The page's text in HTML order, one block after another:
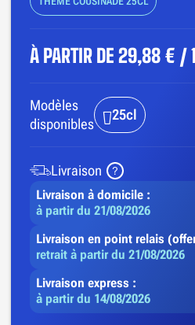
À PARTIR DE 29,88 € /
Modèles
disponibles
25cl
Livraison
Livraison à domicile :
à partir du 21/08/2026
Livraison en point relais
retrait à partir du 21/08/2026
Livraison express :
à partir du 14/08/2026